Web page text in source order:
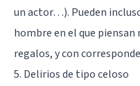
un actor…). Pueden
hombre en el que
regalos, y con
5. Delirios de tipo celoso